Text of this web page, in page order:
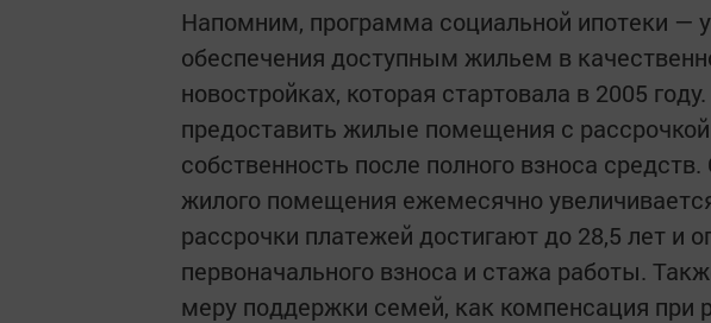
Напомним, программа социальной ипотеки —
обеспечения доступным жильем в
новостройках, которая стартовала в 2005
предоставить жилые помещения с
собственность после полного взноса
жилого помещения ежемесячно
рассрочки платежей достигают до 28,5 лет и
первоначального взноса и стажа работы.
меру поддержки семей, как компенсация при